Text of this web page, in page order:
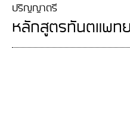
ปริญญาตรี
หลักสูตรทันตแพ